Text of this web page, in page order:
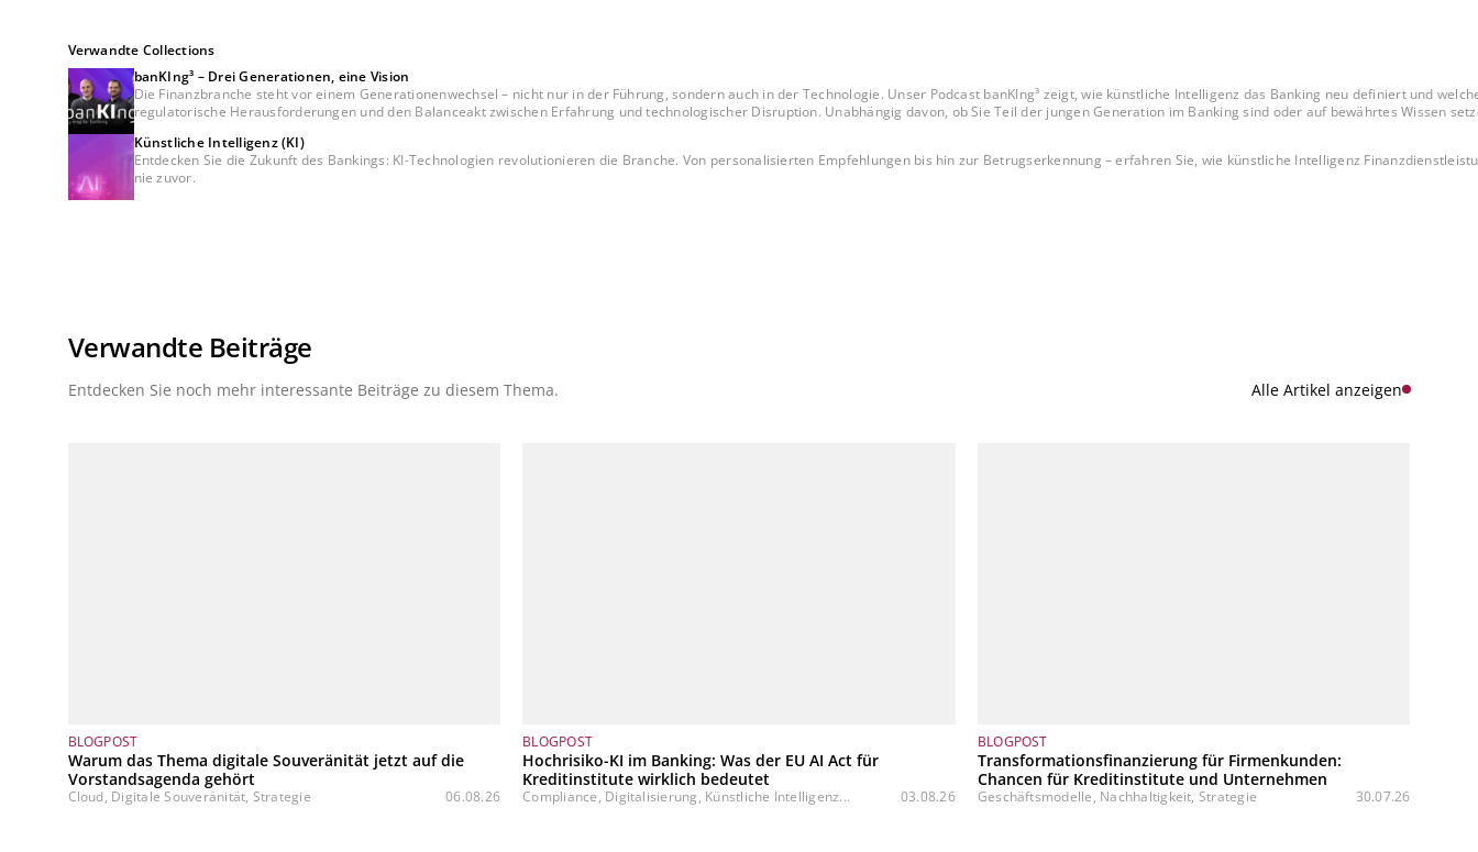
Verwandte Collections
banKIng³ – Drei Generationen, eine Vision
Die Finanzbranche steht vor einem Generationenwechsel – nicht nur in der Führung, sondern auch in der Technologie. Unser Podcast banKIng³ zeigt, wie künstliche Intelligenz das Banking neu definiert und
regulatorische Herausforderungen und den Balanceakt zwischen Erfahrung und technologischer Disruption. Unabhängig davon, ob Sie Teil der jungen Generation
Künstliche Intelligenz (KI)
Entdecken Sie die Zukunft des Bankings: KI-Technologien revolutionieren die Branche. Von personalisierten Empfehlungen bis hin zur Betrugserkennung – erfahren Sie, wie künstliche Intelligenz
nie zuvor.
Verwandte Beiträge
Entdecken Sie noch mehr interessante Beiträge zu diesem Thema. Alle Artikel anzeigen
BLOGPOST
Warum das Thema digitale Souveränität jetzt auf die
Vorstandsagenda gehört
Cloud, Digitale Souveränität, Strategie 06.08.26
BLOGPOST
Hochrisiko-KI im Banking: Was der EU AI Act für
Kreditinstitute wirklich bedeutet
Compliance, Digitalisierung, Künstliche Intelligenz... 03.08.26
BLOGPOST
Transformationsfinanzierung für Firmenkunden:
Chancen für Kreditinstitute und Unternehmen
Geschäftsmodelle, Nachhaltigkeit, Strategie 30.07.26